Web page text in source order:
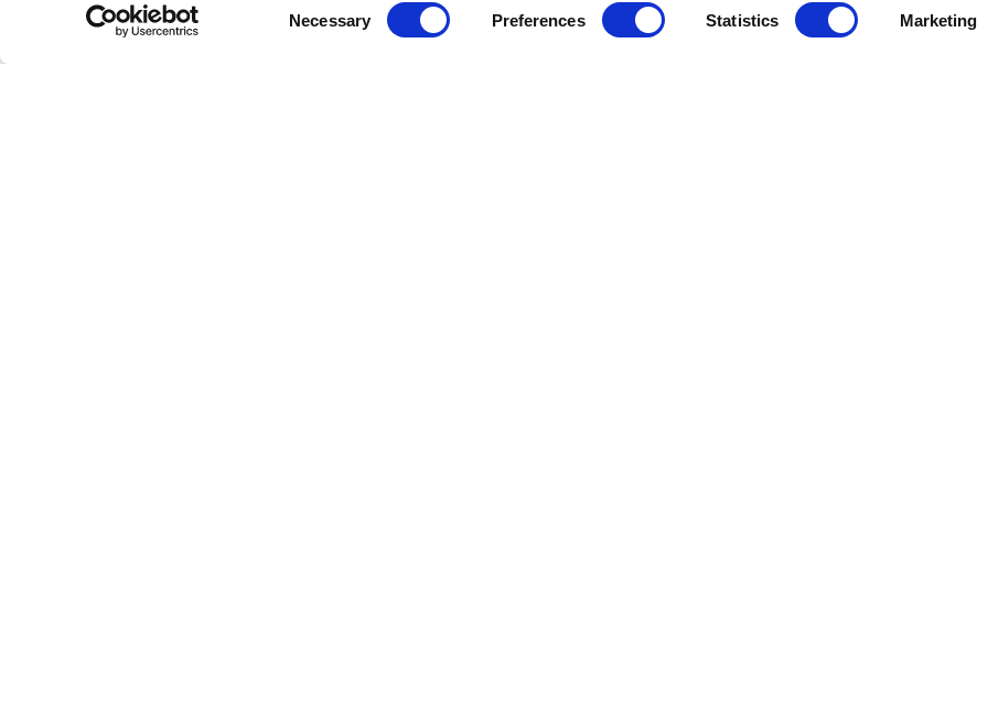
Selection
Necessary Preferences Statistics Marketing